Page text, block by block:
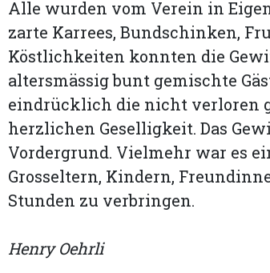
Alle wurden vom Verein in
zarte Karrees, Bundschinken,
Köstlichkeiten konnten die
altersmässig bunt gemischte
eindrücklich die nicht verloren
herzlichen Geselligkeit. Das
Vordergrund. Vielmehr war es
Grosseltern, Kindern,
Stunden zu verbringen.
Henry Oehrli